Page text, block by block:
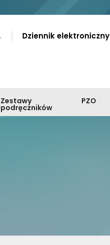
Dziennik elektroniczny
Zestawy
podręczników
PZO